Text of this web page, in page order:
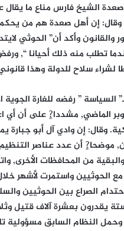
الشيخ فارس مناع ما يقال
إن أهل صعدة هم من
والقانون وأكد أن” الحوثي
تطلب منه ذلك أحيانا “, ورفض
لشراء سلاح للدولة وهذا
السياسة ” رفضه للغارة
الماضي, مشددا?ٍ على أن
وقال: إن وادي آل أبو
من المحافظات الأخرى,
واستمرت لأشهر خلال
الصراع بين الحوثيين
النظام السابق مسؤولية